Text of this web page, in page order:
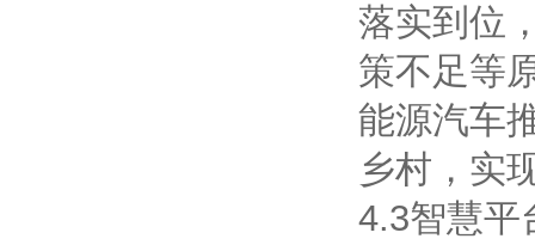
落实到位
策不足等
能源汽车
乡村，实
4.3智慧平